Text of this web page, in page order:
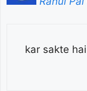
kar sakte hai